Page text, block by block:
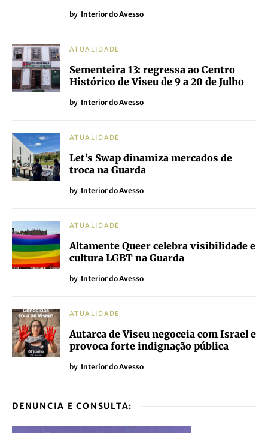
by Interior do Avesso
ATUALIDADE
Sementeira 13: regressa ao Centro
Histórico de Viseu de 9 a 20 de Julho
by Interior do Avesso
ATUALIDADE
Let’s Swap dinamiza mercados de
troca na Guarda
by Interior do Avesso
ATUALIDADE
Altamente Queer celebra visibilidade e
cultura LGBT na Guarda
by Interior do Avesso
ATUALIDADE
Autarca de Viseu negoceia com Israel e
provoca forte indignação pública
by Interior do Avesso
DENUNCIA E CONSULTA: